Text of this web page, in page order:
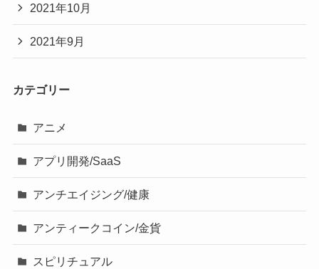
2021年10月
2021年9月
カテゴリー
アニメ
アプリ開発/SaaS
アンチエイジング/健康
アンティークコイン/金貨
スピリチュアル